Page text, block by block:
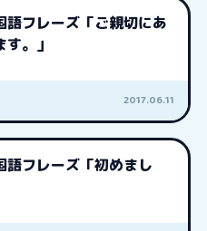
語フレーズ「ご親切にあ
。」
2017.06.11
語フレーズ「初めまし